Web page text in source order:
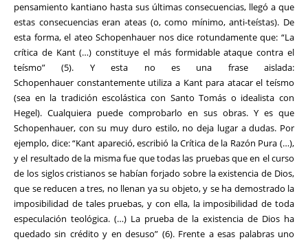
pensamiento kantiano hasta sus últimas consecuencias, llegó a que
estas consecuencias eran ateas (o, como mínimo, anti-teístas). De
esta forma, el ateo Schopenhauer nos dice rotundamente que: “La
crítica de Kant (…) constituye el más formidable ataque contra el
teísmo” (5). Y esta no es una frase aislada:
Schopenhauer constantemente utiliza a Kant para atacar el teísmo
(sea en la tradición escolástica con Santo Tomás o idealista con
Hegel). Cualquiera puede comprobarlo en sus obras. Y es que
Schopenhauer, con su muy duro estilo, no deja lugar a dudas. Por
ejemplo, dice: “Kant apareció, escribió la Crítica de la Razón Pura (…),
y el resultado de la misma fue que todas las pruebas que en el curso
de los siglos cristianos se habían forjado sobre la existencia de Dios,
que se reducen a tres, no llenan ya su objeto, y se ha demostrado la
imposibilidad de tales pruebas, y con ella, la imposibilidad de toda
especulación teológica. (…) La prueba de la existencia de Dios ha
quedado sin crédito y en desuso” (6). Frente a esas palabras uno